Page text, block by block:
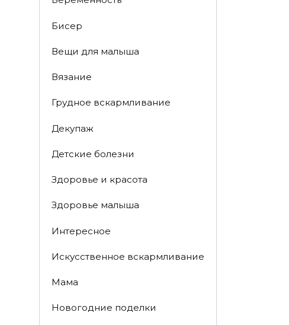
Бисер
Вещи для малыша
Вязание
Грудное вскармливание
Декупаж
Детские болезни
Здоровье и красота
Здоровье малыша
Интересное
Искусственное вскармливание
Мама
Новогодние поделки